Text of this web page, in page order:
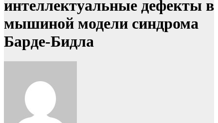
интеллектуальные дефекты в
мышиной модели синдрома
Барде-Бидла